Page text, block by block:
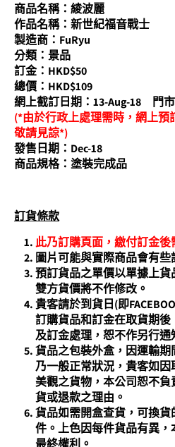
商品名稱：綾波麗
作品名稱：新世紀福音戰士
製造商：FuRyu
分類：景品
訂金：HKD$50
總價：HKD$109
網上截訂日期：13-Aug-18 門
(*由於行政上處理需時，網上預
敬請見諒*)
發售日期：Dec-18
商品規格： 塗裝完成品
訂貨條款
此乃訂購頁面，繳付訂金後
圖片可能與實際商品會有些
預訂貨品之單價以單據上
雙方貨價將不作修改。
貴客請於到貨日(即
訂購貨品和訂金在取貨期
及訂金處理，恕不作另行通
貨品之包裝外盒，因運輸
乃一般正常狀況，貴客如
美觀之貨物，本公司恕不
貨或退款之理由。
貨品如需開盒查貨，可換
件。上色因每件貨品有異
最終權利。